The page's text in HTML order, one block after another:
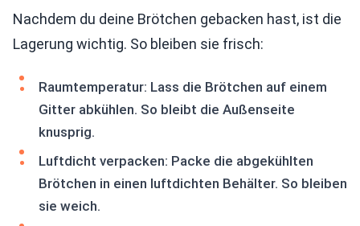
Nachdem du deine Brötchen gebacken hast, ist die
Lagerung wichtig. So bleiben sie frisch:
Raumtemperatur: Lass die Brötchen auf einem
Gitter abkühlen. So bleibt die Außenseite
knusprig.
Luftdicht verpacken: Packe die abgekühlten
Brötchen in einen luftdichten Behälter. So bleiben
sie weich.